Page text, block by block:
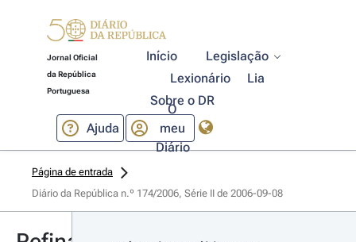
Jornal Oficial
da República
Portuguesa
Início
Legislação
Lexionário
Lia
Sobre o DR
Ajuda
O
meu
Diário
Página de entrada
Diário da República n.º 174/2006, Série II de 2006-09-08